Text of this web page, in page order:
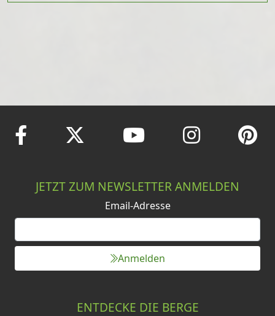
JETZT ZUM NEWSLETTER ANMELDEN
Email-Adresse
Anmelden
ENTDECKE DIE BERGE